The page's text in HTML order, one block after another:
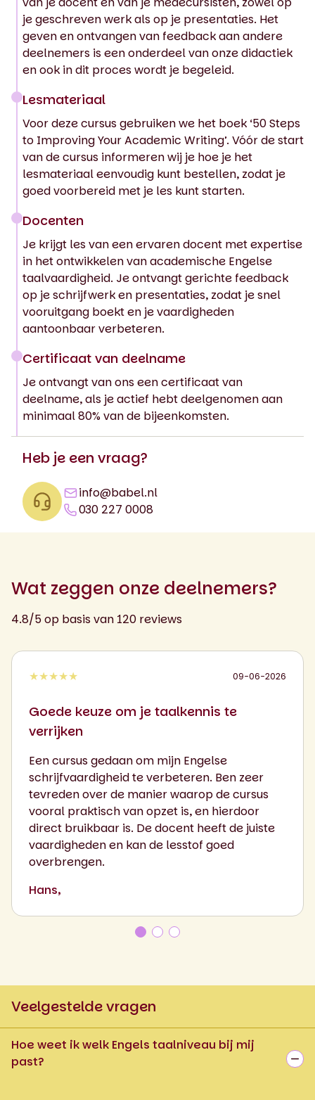
je geschreven werk als op je presentaties. Het
geven en ontvangen van feedback aan andere
deelnemers is een onderdeel van onze didactiek
en ook in dit proces wordt je begeleid.
Lesmateriaal
Voor deze cursus gebruiken we het boek ‘50 Steps
to Improving Your Academic Writing’. Vóór de start
van de cursus informeren wij je hoe je het
lesmateriaal eenvoudig kunt bestellen, zodat je
goed voorbereid met je les kunt starten.
Docenten
Je krijgt les van een ervaren docent met expertise
in het ontwikkelen van academische Engelse
taalvaardigheid. Je ontvangt gerichte feedback
op je schrijfwerk en presentaties, zodat je snel
vooruitgang boekt en je vaardigheden
aantoonbaar verbeteren.
Certificaat van deelname
Je ontvangt van ons een certificaat van
deelname, als je actief hebt deelgenomen aan
minimaal 80% van de bijeenkomsten.
Heb je een vraag?
info@babel.nl
030 227 0008
Wat zeggen onze deelnemers?
4.8/5 op basis van 120 reviews
★★★★★ 09-06-2026
Goede keuze om je taalkennis te
verrijken
Een cursus gedaan om mijn Engelse
schrijfvaardigheid te verbeteren. Ben zeer
tevreden over de manier waarop de cursus
vooral praktisch van opzet is, en hierdoor
direct bruikbaar is. De docent heeft de juiste
vaardigheden en kan de lesstof goed
overbrengen.
Hans,
Veelgestelde vragen
Hoe weet ik welk Engels taalniveau bij mij
past?